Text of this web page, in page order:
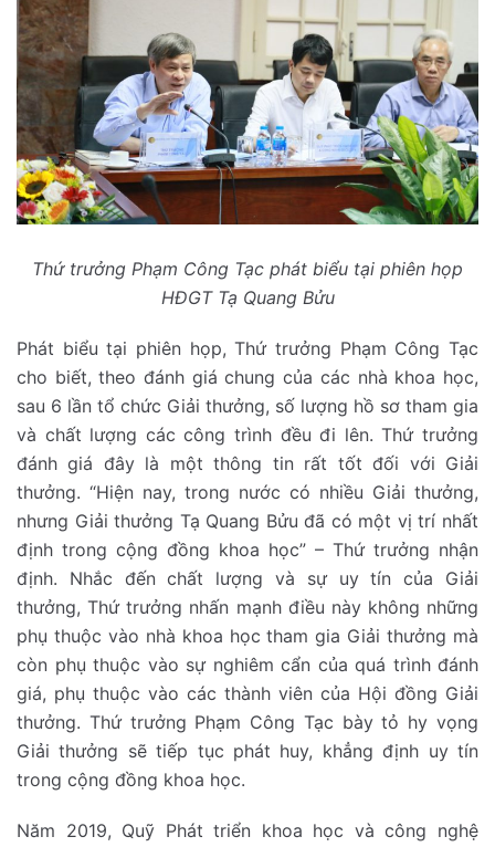
Thứ trưởng Phạm Công Tạc phát biểu tại phiên họp
HĐGT Tạ Quang Bửu
Phát biểu tại phiên họp, Thứ trưởng Phạm Công Tạc
cho biết, theo đánh giá chung của các nhà khoa học,
sau 6 lần tổ chức Giải thưởng, số lượng hồ sơ tham gia
và chất lượng các công trình đều đi lên. Thứ trưởng
đánh giá đây là một thông tin rất tốt đối với Giải
thưởng. “Hiện nay, trong nước có nhiều Giải thưởng,
nhưng Giải thưởng Tạ Quang Bửu đã có một vị trí nhất
định trong cộng đồng khoa học” – Thứ trưởng nhận
định. Nhắc đến chất lượng và sự uy tín của Giải
thưởng, Thứ trưởng nhấn mạnh điều này không những
phụ thuộc vào nhà khoa học tham gia Giải thưởng mà
còn phụ thuộc vào sự nghiêm cẩn của quá trình đánh
giá, phụ thuộc vào các thành viên của Hội đồng Giải
thưởng. Thứ trưởng Phạm Công Tạc bày tỏ hy vọng
Giải thưởng sẽ tiếp tục phát huy, khẳng định uy tín
trong cộng đồng khoa học.
Năm 2019, Quỹ Phát triển khoa học và công nghệ